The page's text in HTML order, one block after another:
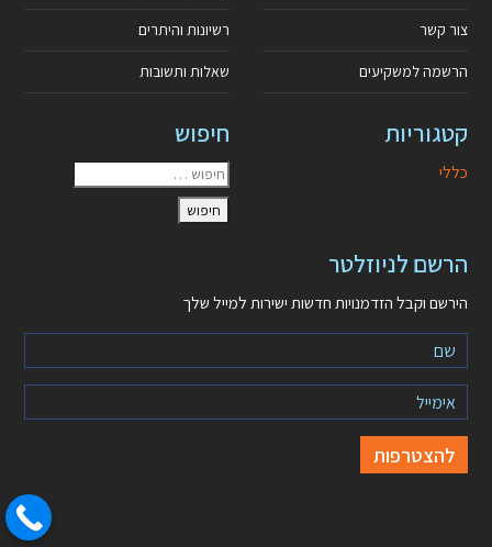
צור קשר
הרשמה למשקיעים
רשיונות והיתרים
שאלות ותשובות
קטגוריות
כללי
חיפוש
הרשם לניוזלטר
הירשם וקבל הזדמנויות חדשות ישירות למייל שלך